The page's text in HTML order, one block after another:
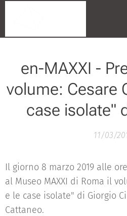
en-MAXXI -
volume: Cesare
case isolate"
11/03/
Il giorno 8 marzo 2019 alle
al Museo MAXXI di Roma il
e le case isolate" di Giorgio
Cattaneo.